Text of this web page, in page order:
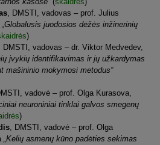
, DMSTI, vadovas – prof. Julius
„Globalusis juodosios dėžės inžinerinių
)
DMSTI, vadovas – dr. Viktor Medvedev,
įvykių identifikavimas ir jų užkardymas
mašininio mokymosi metodus”
vadovė – prof. Olga Kurasova,
neuroniniai tinklai galvos smegenų
)
, DMSTI, vadovė – prof. Olga
„Kelių asmenų kūno padėties sekimas